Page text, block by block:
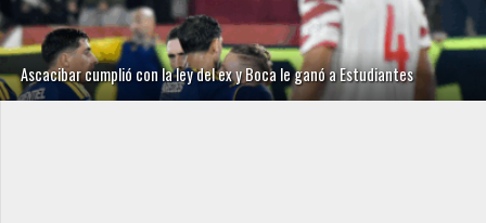
Ascacibar cumplió con la ley del ex y Boca le ganó a Estudiantes